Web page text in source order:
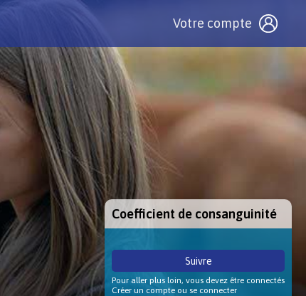
Votre compte
Coefficient de consanguinité
Suivre
Pour aller plus loin, vous devez être connectés
Créer un compte ou se connecter